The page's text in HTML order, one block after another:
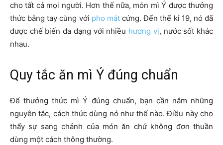
cho tất cả mọi người. Hơn thế nữa, món mì Ý được thưởng
thức bằng tay cùng với pho mátcứng. Đến thế kỉ 19, nó đã
được chế biến đa dạng với nhiều hương vị, nước sốt khác
nhau.
Quy tắc ăn mì Ý đúng chuẩn
Để thưởng thức mì Ý đúng chuẩn, bạn cần nắm những
nguyên tắc, cách thức dùng nó như thế nào. Điều này cho
thấy sự sang chảnh của món ăn chứ không đơn thuần
dùng một cách thông thường.